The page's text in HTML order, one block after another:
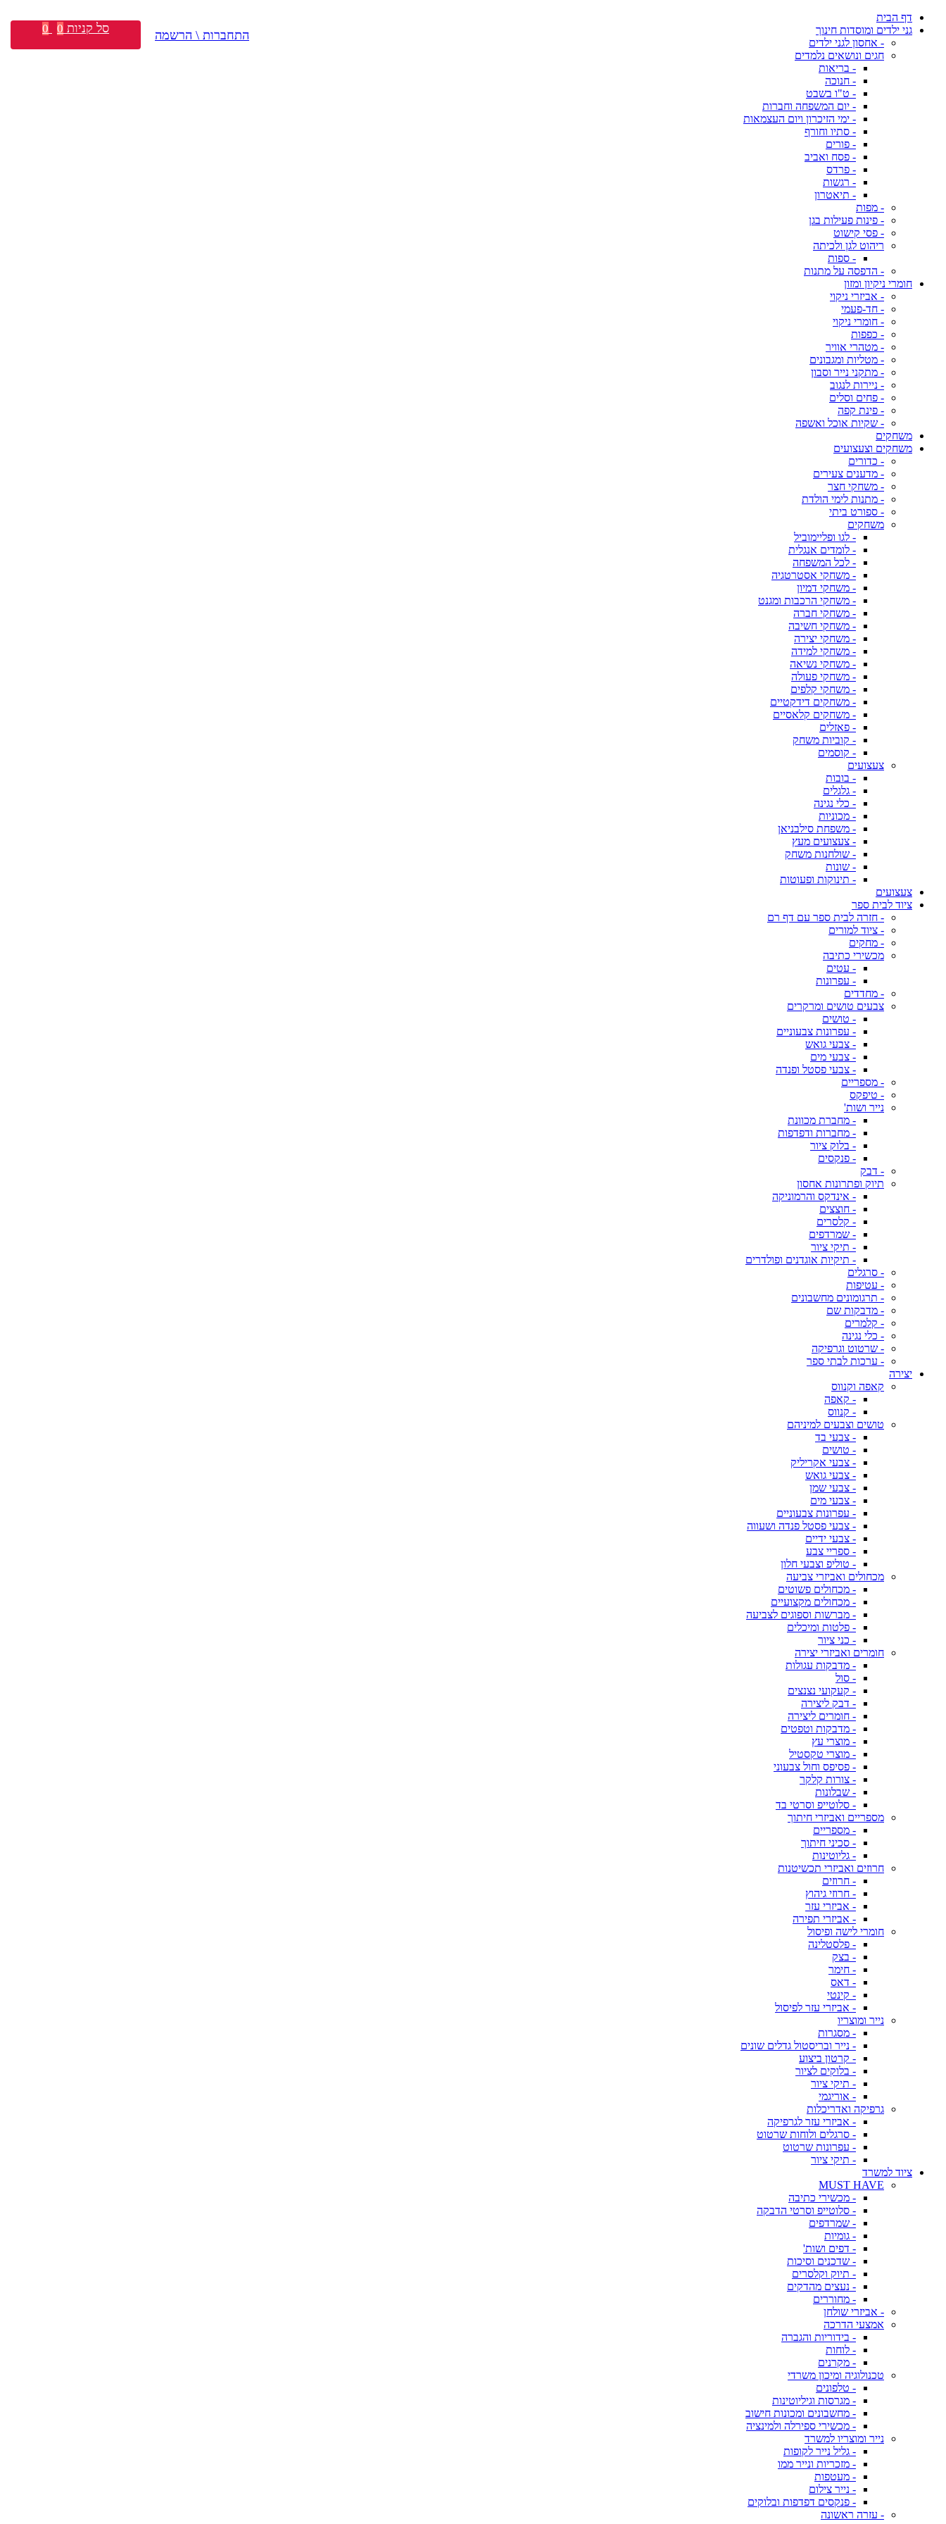
דף הבית
גני ילדים ומוסדות חינוך
- אחסון לגני ילדים
חגים ונושאים נלמדים
- בריאות
- חנוכה
- ט"ו בשבט
- יום המשפחה וחברות
- ימי הזיכרון ויום העצמאות
- סתיו וחורף
- פורים
- פסח ואביב
- פרדס
- רגשות
- תיאטרון
- מפות
- פינות פעילות בגן
- פסי קישוט
ריהוט לגן ולכיתה
- ספות
- הדפסה על מתנות
חומרי ניקיון ומזון
- אביזרי ניקוי
- חד-פעמי
- חומרי ניקוי
- כפפות
- מטהרי אוויר
- מטליות ומגבונים
- מתקני נייר וסבון
- ניירות לנגוב
- פחים וסלים
- פינת קפה
- שקיות אוכל ואשפה
משחקים
משחקים וצעצועים
- כדורים
- מדענים צעירים
- משחקי חצר
- מתנות לימי הולדת
- ספורט ביתי
משחקים
- לגו ופליימוביל
- לומדים אנגלית
- לכל המשפחה
- משחקי אסטרטגיה
- משחקי דמיון
- משחקי הרכבות ומגנט
- משחקי חברה
- משחקי חשיבה
- משחקי יצירה
- משחקי למידה
- משחקי נשיאה
- משחקי פעולה
- משחקי קלפים
- משחקים דידקטיים
- משחקים קלאסיים
- פאזלים
- קוביות משחק
- קוסמים
צעצועים
- בובות
- גלגלים
- כלי נגינה
- מכוניות
- משפחת סילבניאן
- צעצועים מעץ
- שולחנות משחק
- שונות
- תינוקות ופעוטות
צעצועים
ציוד לבית ספר
- חזרה לבית ספר עם דף רם
- ציוד למורים
- מחקים
מכשירי כתיבה
- עטים
- עפרונות
- מחדדים
צבעים טושים ומרקרים
- טושים
- עפרונות צבעוניים
- צבעי גואש
- צבעי מים
- צבעי פסטל ופנדה
- מספריים
- טיפקס
נייר ושות'
- מחברת מכוונת
- מחברות ודפדפות
- בלוק ציור
- פנקסים
- דבק
תיוק ופתרונות אחסון
- אינדקס והרמוניקה
- חוצצים
- קלסרים
- שמרדפים
- תיקי ציור
- תיקיות אוגדנים ופולדרים
- סרגלים
- עטיפות
- תרגומונים מחשבונים
- מדבקות שם
- קלמרים
- כלי נגינה
- שרטוט וגרפיקה
- ערכות לבתי ספר
יצירה
קאפה וקנווס
- קאפה
- קנווס
טושים וצבעים למיניהם
- צבעי בד
- טושים
- צבעי אקריליק
- צבעי גואש
- צבעי שמן
- צבעי מים
- עפרונות צבעוניים
- צבעי פסטל פנדה ושעווה
- צבעי ידיים
- ספריי צבע
- טוליפ וצבעי חלון
מכחולים ואביזרי צביעה
- מכחולים פשוטים
- מכחולים מקצועיים
- מברשות וספוגים לצביעה
- פלטות ומיכלים
- כני ציור
חומרים ואביזרי יצירה
- מדבקות עגולות
- סול
- קעקועי נצנצים
- דבק ליצירה
- חומרים ליצירה
- מדבקות וטפטים
- מוצרי עץ
- מוצרי טקסטיל
- פסיפס וחול צבעוני
- צורות קלקר
- שבלונות
- סלוטייפ וסרטי בד
מספריים ואביזרי חיתוך
- מספריים
- סכיני חיתוך
- גליוטינות
חרוזים ואביזרי תכשיטנות
- חרוזים
- חרוזי גיהוץ
- אביזרי עזר
- אביזרי תפירה
חומרי לישה ופיסול
- פלסטלינה
- בצק
- חימר
- דאס
- קינטי
- אביזרי עזר לפיסול
נייר ומוצריו
- מסגרות
- נייר ובריסטול גדלים שונים
- קרטון ביצוע
- בלוקים לציור
- תיקי ציור
- אוריגמי
גרפיקה ואדריכלות
- אביזרי עזר לגרפיקה
- סרגלים ולוחות שרטוט
- עפרונות שרטוט
- תיקי ציור
ציוד למשרד
MUST HAVE
- מכשירי כתיבה
- סלוטייפ וסרטי הדבקה
- שמרדפים
- גומיות
- דפים ושות'
- שדכנים וסיכות
- תיוק וקלסרים
- נעצים מהדקים
- מחוררים
- אביזרי שולחן
אמצעי הדרכה
- בידוריות והגברה
- לוחות
- מקרנים
טכנולוגיה ומיכון משרדי
- טלפונים
- מגרסות וגיליוטינות
- מחשבונים ומכונות חישוב
- מכשירי ספירלה ולמינציה
נייר ומוצריו למשרד
- גליל נייר לקופות
- מזכריות ונייר ממו
- מעטפות
- נייר צילום
- פנקסים דפדפות ובלוקים
- עזרה ראשונה
התחברות \ הרשמה סל קניות 0
0